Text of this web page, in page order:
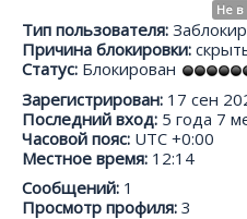
Не в
Тип пользователя:
Причина блокировки:
Статус: Блокирован
Зарегистрирован: 17 сен
Последний вход: 5 года 7
Часовой пояс: UTC +0:00
Местное время: 12:14
Сообщений: 1
Просмотр профиля: 3